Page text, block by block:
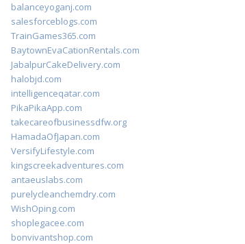
balanceyoganj.com
salesforceblogs.com
TrainGames365.com
BaytownEvaCationRentals.com
JabalpurCakeDelivery.com
halobjd.com
intelligenceqatar.com
PikaPikaApp.com
takecareofbusinessdfw.org
HamadaOfJapan.com
VersifyLifestyle.com
kingscreekadventures.com
antaeuslabs.com
purelycleanchemdry.com
WishOping.com
shoplegacee.com
bonvivantshop.com